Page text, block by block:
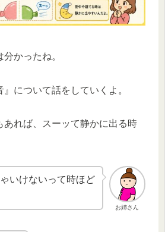
かったね。
について話をしていくよ。
あれば、スーッて静かに出る時
お姉さん
いけないって時ほど